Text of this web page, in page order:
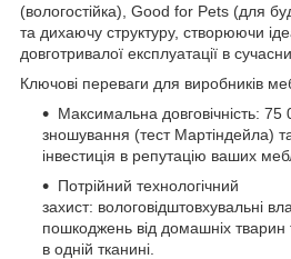
(вологостійка), Good for Pets (для
та дихаючу структуру, створюючи
довготривалої експлуатації в
Ключові переваги для виробників
Максимальна довговічність: 75
зношування (тест Мартіндейла)
інвестиція в репутацію ваших
Потрійний технологічний
захист: вологовідштовхувальні
пошкоджень від домашніх тварин
в одній тканині.